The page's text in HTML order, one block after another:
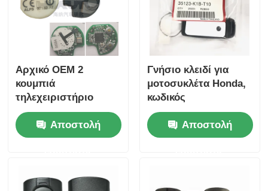
Αρχικό OEM 2
κουμπιά
τηλεχειριστήριο
433.87mhz FSK για
Su-zuki Jim-ny 2005-
2017 Χωρίς τσιπ
MOQ 50pcs
Αποστολή
Γνήσιο κλειδί για
μοτοσυκλέτα Honda,
κωδικός
ανταλλακτικού:
35123-K1B-T10,
τηλεχειριστήριο
Αποστολή